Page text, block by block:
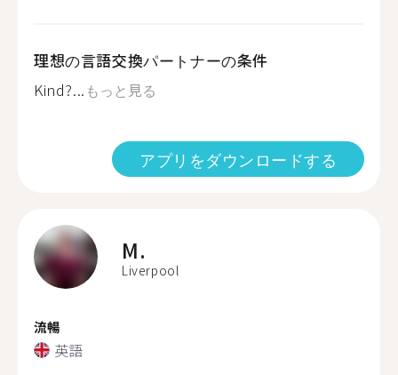
理想の言語交換パートナーの条件
Kind?... もっと見る
アプリをダウンロードする
M.
Liverpool
流暢
英語